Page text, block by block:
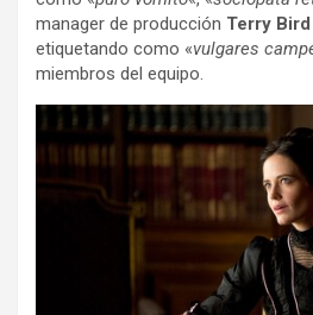
manager de producción Terry Bird
etiquetando como «vulgares
miembros del equipo.